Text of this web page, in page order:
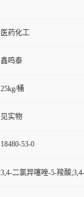
医药化工
鑫鸣泰
25kg/桶
见实物
18480-53-0
3,4-二氯异噻唑-5-羧酸